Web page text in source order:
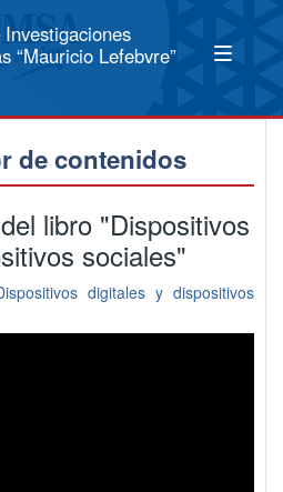
“Mauricio Lefebvre”
de contenidos
libro "Dispositivos
sociales"
digitales y dispositivos